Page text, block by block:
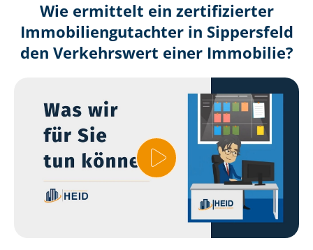
Wie ermittelt ein zertifizierter
Immobilien­gutachter in Sippersfeld
den Verkehrswert einer Immobilie?